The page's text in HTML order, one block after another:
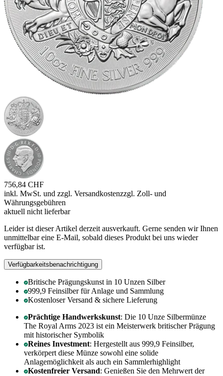
756,84 CHF
inkl. MwSt. und zzgl. Versandkostenzzgl. Zoll- und
Währungsgebühren
aktuell nicht lieferbar
Leider ist dieser Artikel derzeit ausverkauft. Gerne senden wir Ihnen
unmittelbar eine E-Mail, sobald dieses Produkt bei uns wieder
verfügbar ist.
Verfügbarkeitsbenachrichtigung
Britische Prägungskunst in 10 Unzen Silber
999,9 Feinsilber für Anlage und Sammlung
Kostenloser Versand & sichere Lieferung
Prächtige Handwerkskunst: Die 10 Unze Silbermünze
The Royal Arms 2023 ist ein Meisterwerk britischer Prägung
mit historischer Symbolik
Reines Investment: Hergestellt aus 999,9 Feinsilber,
verkörpert diese Münze sowohl eine solide
Anlagemöglichkeit als auch ein Sammlerhighlight
Kostenfreier Versand: Genießen Sie den Mehrwert der